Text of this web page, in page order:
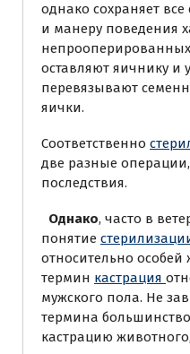
однако сохраняет
и манеру поведения
оставляют яичнику и
перевязывают
яички.
Соответственно
две разные
последствия.
Однако, часто в
понятие
относительно особей
термин кастрация
мужского пола. Не
термина
кастрацию